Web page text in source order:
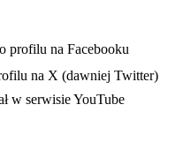
karcie
profilu na Facebooku
na X (dawniej Twitter)
karcie
w serwisie YouTube